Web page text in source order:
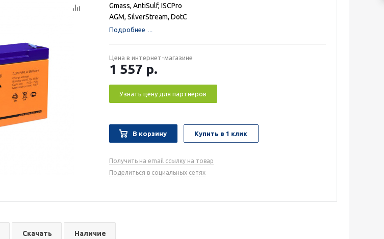
Gmass, AntiSulf, ISCPro
AGM, SilverStream, DotC
Подробнее
Цена в интернет-магазине
1 557 р.
Узнать цену для партнеров
В корзину Купить в 1 клик
Получить на email ссылку на товар
Поделиться в социальных сетях
Скачать Наличие